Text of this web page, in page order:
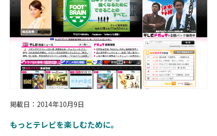
掲載日：2014年10月9日
もっとテレビを楽しむために。